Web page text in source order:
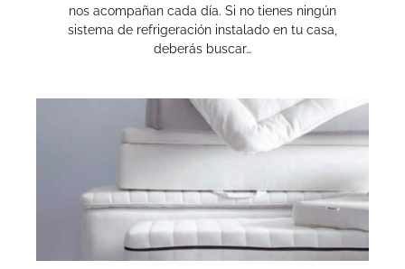
nos acompañan cada día. Si no tienes ningún
sistema de refrigeración instalado en tu casa,
deberás buscar…